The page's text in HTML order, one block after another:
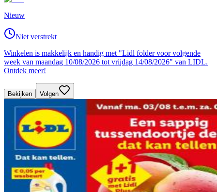
Nieuw
Niet verstrekt
Winkelen is makkelijk en handig met "Lidl folder voor volgende
week van maandag 10/08/2026 tot vrijdag 14/08/2026" van LIDL.
Ontdek meer!
Bekijken Volgen